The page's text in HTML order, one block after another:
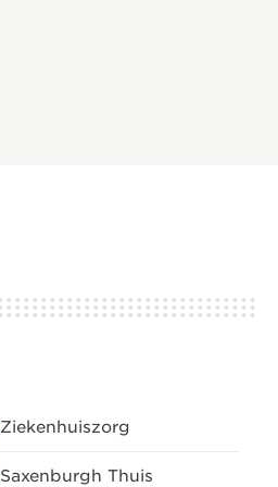
Ziekenhuiszorg
Saxenburgh Thuis